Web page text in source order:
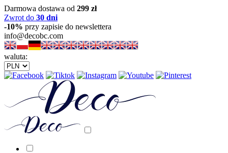
Darmowa dostawa od 299 zł
Zwrot do 30 dni
-10% przy zapisie do newslettera
info@decobc.com
waluta: